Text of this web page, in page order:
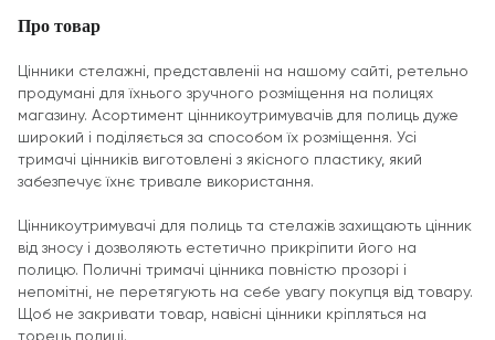
Про товар
Цінники стелажні, представленіі на нашому сайті, ретельно
продумані для їхнього зручного розміщення на полицях
магазину. Асортимент цінникоутримувачів для полиць дуже
широкий і поділяється за способом їх розміщення. Усі
тримачі цінників виготовлені з якісного пластику, який
забезпечує їхнє тривале використання.
Цінникоутримувачі для полиць та стелажів захищають цінник
від зносу і дозволяють естетично прикріпити його на
полицю. Поличні тримачі цінника повністю прозорі і
непомітні, не перетягують на себе увагу покупця від товару.
Щоб не закривати товар, навісні цінники кріпляться на
торець полиці.